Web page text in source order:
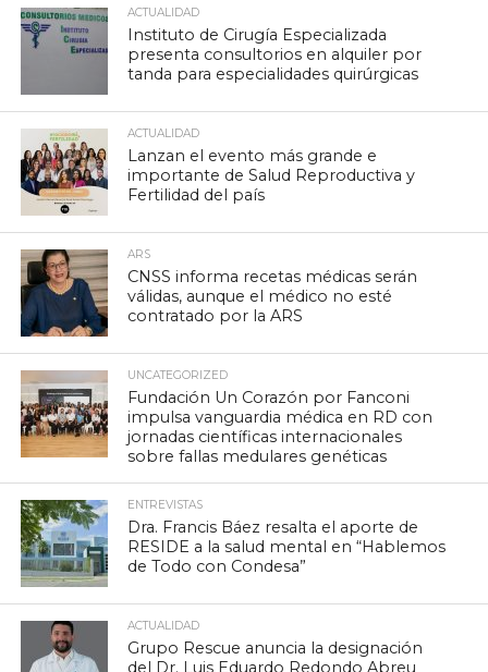
ACTUALIDAD
Instituto de Cirugía Especializada
presenta consultorios en alquiler por
tanda para especialidades quirúrgicas
ACTUALIDAD
Lanzan el evento más grande e
importante de Salud Reproductiva y
Fertilidad del país
ARS
CNSS informa recetas médicas serán
válidas, aunque el médico no esté
contratado por la ARS
UNCATEGORIZED
Fundación Un Corazón por Fanconi
impulsa vanguardia médica en RD con
jornadas científicas internacionales
sobre fallas medulares genéticas
ENTREVISTAS
Dra. Francis Báez resalta el aporte de
RESIDE a la salud mental en “Hablemos
de Todo con Condesa”
ACTUALIDAD
Grupo Rescue anuncia la designación
del Dr. Luis Eduardo Redondo Abreu